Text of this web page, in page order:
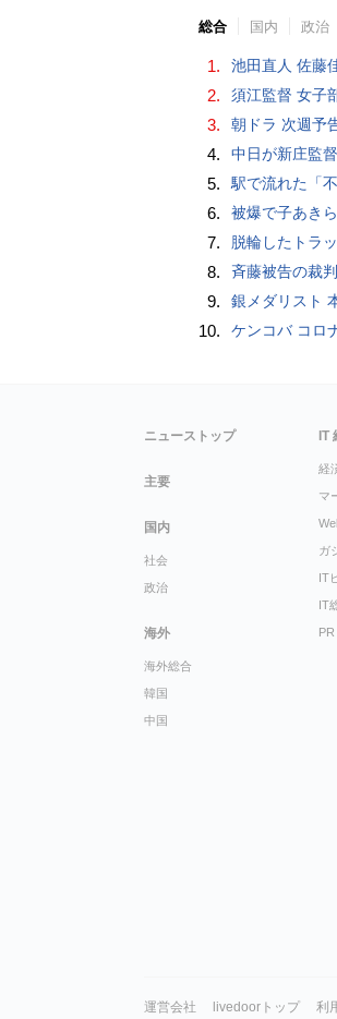
総合 国内 政治
1. 池田直人 佐藤
2. 須江監督 女子
3. 朝ドラ 次週予
4. 中日が新庄監
5. 駅で流れた「
6. 被爆で子あき
7. 脱輪したトラ
8. 斉藤被告の裁
9. 銀メダリスト
10. ケンコバ コロ
ニューストップ
主要
国内
社会
政治
海外
海外総合
韓国
中国
IT
経
マ
ガ
IT
IT
PR
運営会社 livedoorトップ 利